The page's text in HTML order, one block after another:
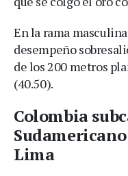
En la rama
desempeño
de los 200 metros
(40.50).
Colombia
Lima